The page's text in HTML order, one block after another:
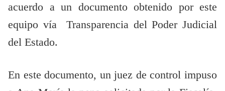
acuerdo a un documento obtenido por este
equipo vía Transparencia del Poder Judicial
del Estado.
En este documento, un juez de control impuso